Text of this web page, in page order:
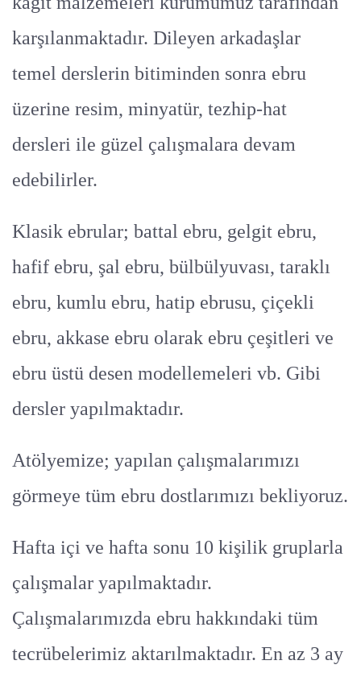
karşılanmaktadır. Dileyen arkadaşlar
temel derslerin bitiminden sonra ebru
üzerine resim, minyatür, tezhip-hat
dersleri ile güzel çalışmalara devam
edebilirler.
Klasik ebrular; battal ebru, gelgit ebru,
hafif ebru, şal ebru, bülbülyuvası, taraklı
ebru, kumlu ebru, hatip ebrusu, çiçekli
ebru, akkase ebru olarak ebru çeşitleri ve
ebru üstü desen modellemeleri vb. Gibi
dersler yapılmaktadır.
Atölyemize; yapılan çalışmalarımızı
görmeye tüm ebru dostlarımızı bekliyoruz.
Hafta içi ve hafta sonu 10 kişilik gruplarla
çalışmalar yapılmaktadır.
Çalışmalarımızda ebru hakkındaki tüm
tecrübelerimiz aktarılmaktadır. En az 3 ay